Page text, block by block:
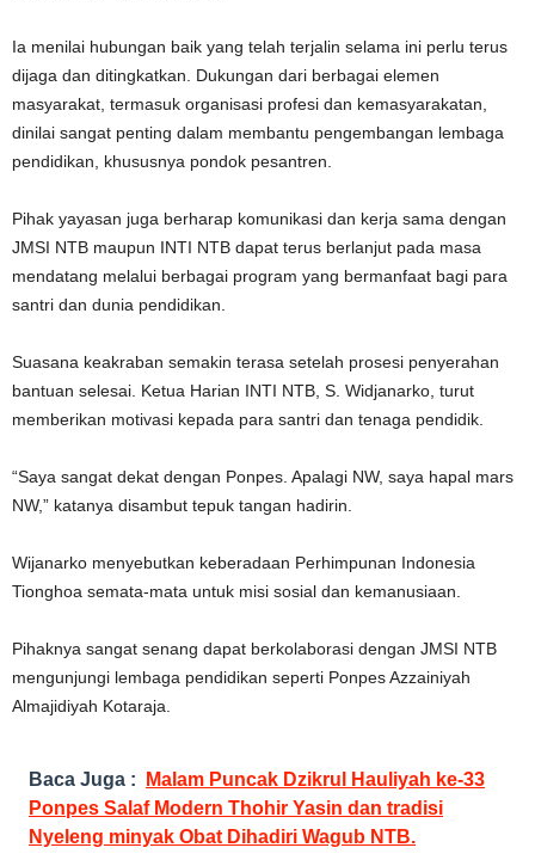
Ia menilai hubungan baik yang telah terjalin selama ini perlu terus
dijaga dan ditingkatkan. Dukungan dari berbagai elemen
masyarakat, termasuk organisasi profesi dan kemasyarakatan,
dinilai sangat penting dalam membantu pengembangan lembaga
pendidikan, khususnya pondok pesantren.
Pihak yayasan juga berharap komunikasi dan kerja sama dengan
JMSI NTB maupun INTI NTB dapat terus berlanjut pada masa
mendatang melalui berbagai program yang bermanfaat bagi para
santri dan dunia pendidikan.
Suasana keakraban semakin terasa setelah prosesi penyerahan
bantuan selesai. Ketua Harian INTI NTB, S. Widjanarko, turut
memberikan motivasi kepada para santri dan tenaga pendidik.
“Saya sangat dekat dengan Ponpes. Apalagi NW, saya hapal mars
NW,” katanya disambut tepuk tangan hadirin.
Wijanarko menyebutkan keberadaan Perhimpunan Indonesia
Tionghoa semata-mata untuk misi sosial dan kemanusiaan.
Pihaknya sangat senang dapat berkolaborasi dengan JMSI NTB
mengunjungi lembaga pendidikan seperti Ponpes Azzainiyah
Almajidiyah Kotaraja.
Baca Juga :
Malam Puncak Dzikrul Hauliyah ke-33
Ponpes Salaf Modern Thohir Yasin dan tradisi
Nyeleng minyak Obat Dihadiri Wagub NTB.